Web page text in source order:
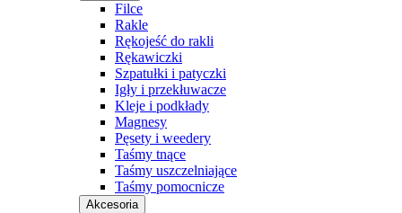
Filce
Rakle
Rękojeść do rakli
Rękawiczki
Szpatułki i patyczki
Igły i przekłuwacze
Kleje i podkłady
Magnesy
Pęsety i weedery
Taśmy tnące
Taśmy uszczelniające
Taśmy pomocnicze
Akcesoria